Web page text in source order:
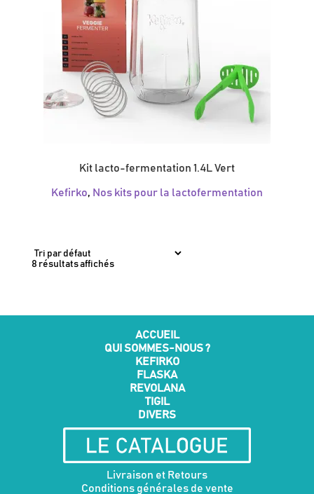
Kit lacto-fermentation 1.4L Vert
Kefirko, Nos kits pour la lactofermentation
8 résultats affichés
ACCUEIL
QUI SOMMES-NOUS ?
KEFIRKO
FLASKA
REVOLANA
TIGIL
DIVERS
Livraison et Retours
Conditions générales de vente